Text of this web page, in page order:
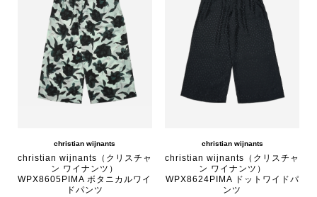
christian wijnants
christian wijnants（クリスチャ
ン ワイナンツ）
WPX8605PIMA ボタニカルワイ
ドパンツ
christian wijnants
christian wijnants（クリスチャ
ン ワイナンツ）
WPX8624PIMA ドットワイドパ
ンツ